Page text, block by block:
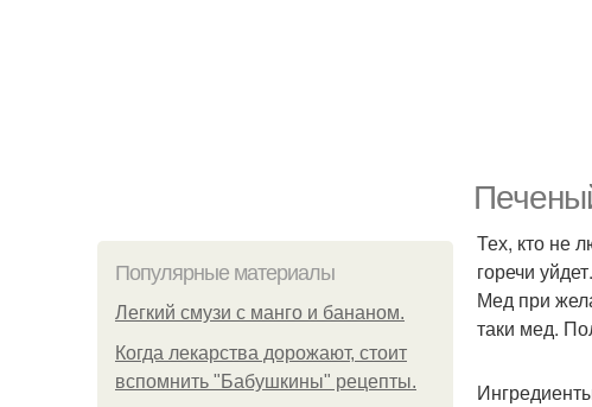
Популярные материалы
Легкий смузи с манго и бананом.
Когда лекарства дорожают, стоит
вспомнить "Бабушкины" рецепты.
Тех, кто не
горечи
Мед при
таки мед.